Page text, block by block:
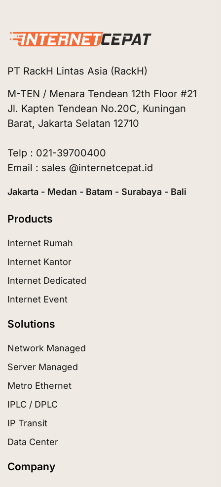
PT RackH Lintas Asia (RackH)
M-TEN / Menara Tendean 12th Floor #21
Jl. Kapten Tendean No.20C, Kuningan
Barat, Jakarta Selatan 12710
Telp : 021-39700400
Email : sales @internetcepat.id
Jakarta - Medan - Batam - Surabaya - Bali
Products
Internet Rumah
Internet Kantor
Internet Dedicated
Internet Event
Solutions
Network Managed
Server Managed
Metro Ethernet
IPLC / DPLC
IP Transit
Data Center
Company